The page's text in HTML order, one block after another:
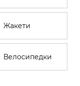
Жакети
Велосипедки